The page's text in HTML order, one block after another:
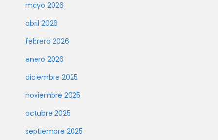
mayo 2026
abril 2026
febrero 2026
enero 2026
diciembre 2025
noviembre 2025
octubre 2025
septiembre 2025